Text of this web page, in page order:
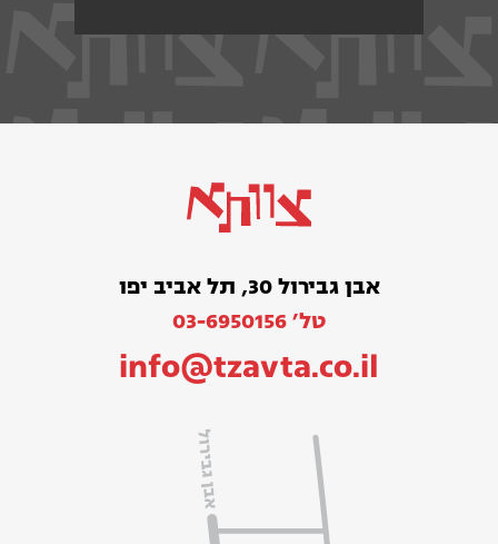
אבן גבירול 30, תל אביב יפו
טל׳ 03-6950156
info@tzavta.co.il